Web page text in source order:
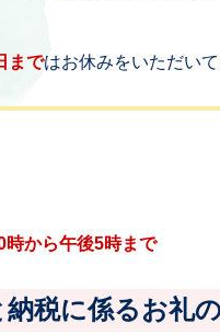
まではお休みをいただいて
時から午後5時まで
税に係るお礼